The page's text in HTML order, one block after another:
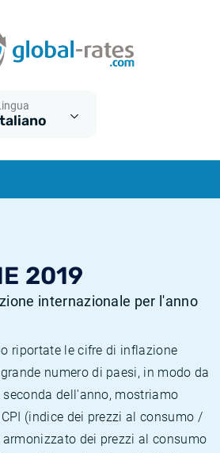
2019
internazionale per l'anno
riportate le cifre di inflazione
numero di paesi, in modo da
dell'anno, mostriamo
(indice dei prezzi al consumo /
armonizzato dei prezzi al consumo